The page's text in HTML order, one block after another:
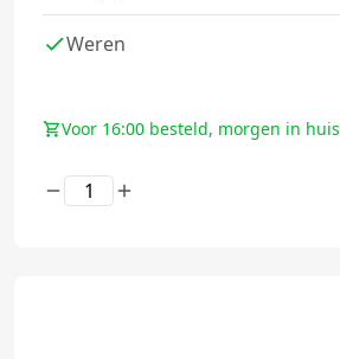
Weren
Voor 16:00 besteld, morgen in huis